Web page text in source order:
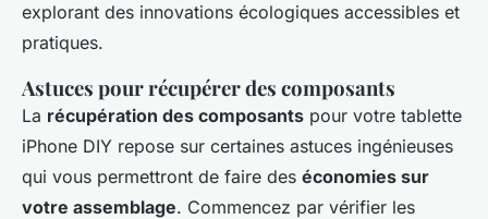
explorant des innovations écologiques accessibles et
pratiques.
Astuces pour récupérer des composants
La récupération des composants pour votre tablette
iPhone DIY repose sur certaines astuces ingénieuses
qui vous permettront de faire des économies sur
votre assemblage. Commencez par vérifier les